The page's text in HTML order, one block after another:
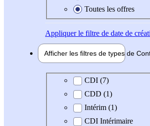
Toutes les offres
Appliquerle filtre de date de
Afficher les filtres de types de
Type de contrat
CDI (7)
CDD (1)
Intérim (1)
CDI Intérimaire